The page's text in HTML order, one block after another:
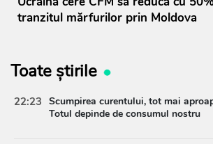
tranzitul mărfurilor prin Moldova
Toate știrile
22:23 Scumpirea curentului, tot mai
Totul depinde de consumul nostru